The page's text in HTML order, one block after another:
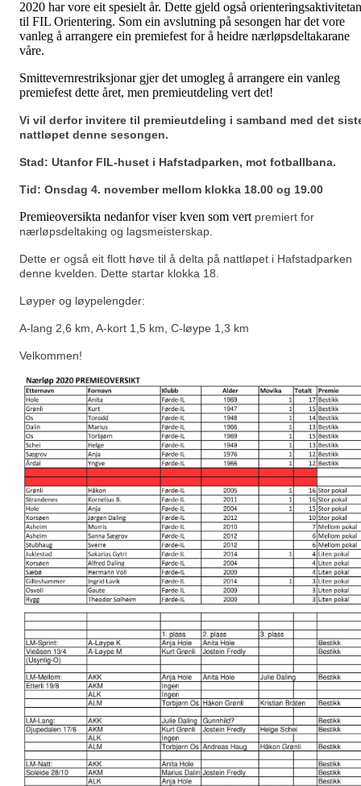
2020 har vore eit spesielt år. Dette gjeld også
til FIL Orientering. Som ein avslutning på sesongen har det vore
vanleg å arrangere ein premiefest for å heidre nærløpsdeltakarane
våre.
Smittevernrestriksjonar gjer det umogleg å arrangere ein vanleg
premiefest dette året, men premieutdeling vert det!
Vi vil derfor invitere til premieutdeling i samband med det
nattløpet denne sesongen.
Stad: Utanfor FIL-huset i Hafstadparken, mot fotballbana.
Tid: Onsdag 4. november mellom klokka 18.00 og 19.00
Premieoversikta nedanfor viser kven som vert premiert for
nærløpsdeltaking og lagsmeisterskap.
Dette er også eit flott høve til å delta på nattløpet i Hafstadparken
denne kvelden. Dette startar klokka 18.
Løyper og løypelengder:
A-lang 2,6 km, A-kort 1,5 km, C-løype 1,3 km
Velkommen!